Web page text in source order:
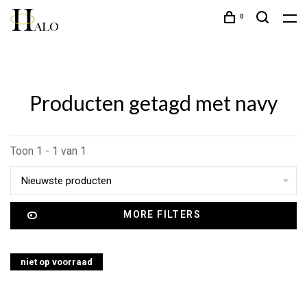
0
Producten getagd met navy
Toon 1 - 1 van 1
Nieuwste producten
MORE FILTERS
niet op voorraad